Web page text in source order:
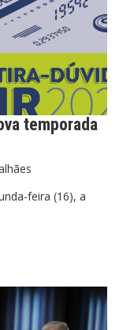
temporada
feira (16), a